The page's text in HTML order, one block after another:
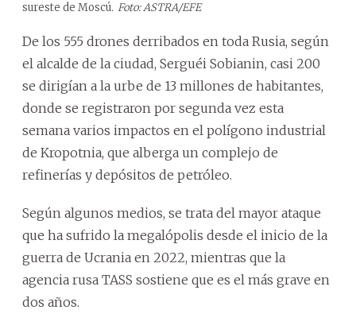
sureste de Moscú. Foto: ASTRA/EFE
De los 555 drones derribados en toda Rusia, según
el alcalde de la ciudad, Serguéi Sobianin, casi 200
se dirigían a la urbe de 13 millones de habitantes,
donde se registraron por segunda vez esta
semana varios impactos en el polígono industrial
de Kropotnia, que alberga un complejo de
refinerías y depósitos de petróleo.
Según algunos medios, se trata del mayor ataque
que ha sufrido la megalópolis desde el inicio de la
guerra de Ucrania en 2022, mientras que la
agencia rusa TASS sostiene que es el más grave en
dos años.